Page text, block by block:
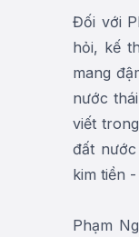
Đối với
hỏi, kế
mang
nước
viết
đất
kim tiền
Phạm